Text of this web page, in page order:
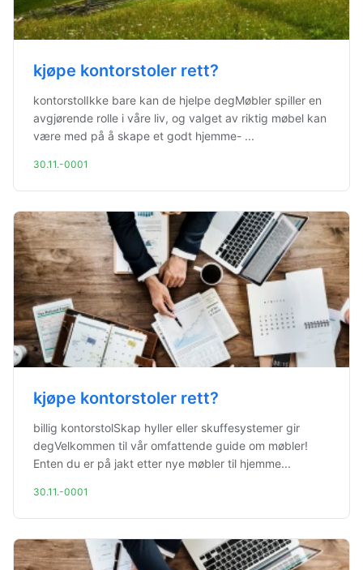
kjøpe kontorstoler rett?
kontorstolIkke bare kan de hjelpe degMøbler spiller en
avgjørende rolle i våre liv, og valget av riktig møbel kan
være med på å skape et godt hjemme- ...
30.11.-0001
kjøpe kontorstoler rett?
billig kontorstolSkap hyller eller skuffesystemer gir
degVelkommen til vår omfattende guide om møbler!
Enten du er på jakt etter nye møbler til hjemme...
30.11.-0001